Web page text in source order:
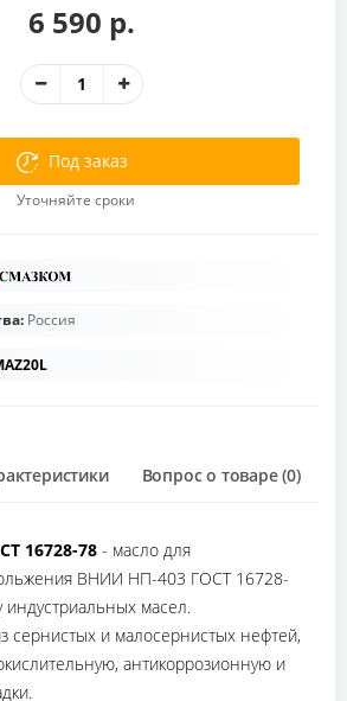
6 590 р.
Под заказ
Уточняйте сроки
Россия
Вопрос о товаре (0)
16728-78 - масло для
ВНИИ НП-403 ГОСТ 16728-
индустриальных масел.
сернистых и малосернистых нефтей,
антикоррозионную и